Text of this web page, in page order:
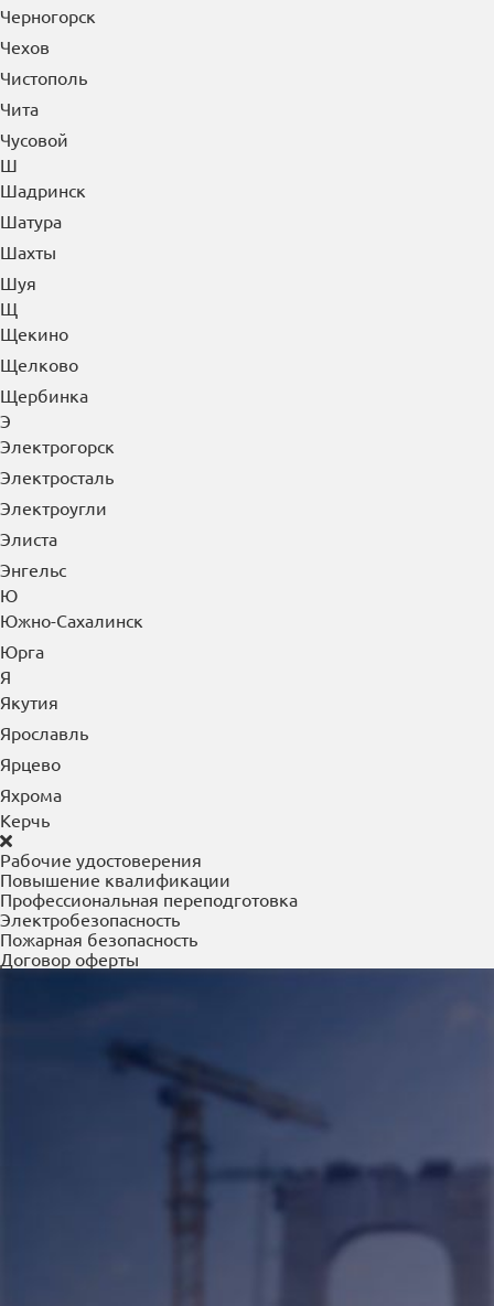
Черногорск
Чехов
Чистополь
Чита
Чусовой
Ш
Шадринск
Шатура
Шахты
Шуя
Щ
Щекино
Щелково
Щербинка
Э
Электрогорск
Электросталь
Электроугли
Элиста
Энгельс
Ю
Южно-Сахалинск
Юрга
Я
Якутия
Ярославль
Ярцево
Яхрома
Керчь
Рабочие удостоверения
Повышение квалификации
Профессиональная переподготовка
Электробезопасность
Пожарная безопасность
Договор оферты